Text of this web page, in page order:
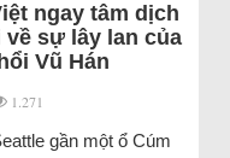
ngay tâm dịch
sự lây lan của
Vũ Hán
1.271
gần một ổ Cúm